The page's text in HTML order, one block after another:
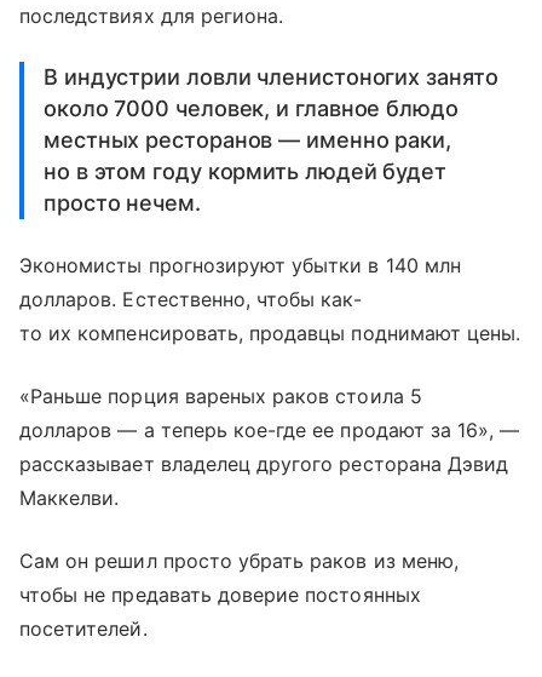
последствиях для региона.
В индустрии ловли членистоногих занято
около 7000 человек, и главное блюдо
местных ресторанов — именно раки,
но в этом году кормить людей будет
просто нечем.
Экономисты прогнозируют убытки в 140 млн
долларов. Естественно, чтобы как-
то их компенсировать, продавцы поднимают цены.
«Раньше порция вареных раков стоила 5
долларов — а теперь кое-где ее продают за 16», —
рассказывает владелец другого ресторана Дэвид
Маккелви.
Сам он решил просто убрать раков из меню,
чтобы не предавать доверие постоянных
посетителей.